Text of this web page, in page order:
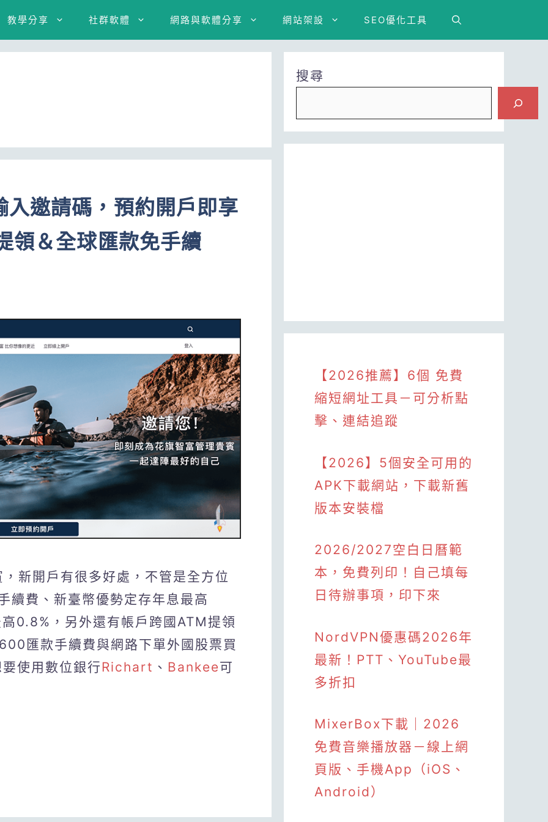
教學分享 社群軟體 網路與軟體分享 網站架設 SEO優化工具
邀請碼，預約開戶即享
領＆全球匯款免手續
新開戶有很多好處，不管是全方位
續費、新臺幣優勢定存年息最高
0.8%，另外還有帳戶跨國ATM提領
匯款手續費與網路下單外國股票買
使用數位銀行Richart 、 Bankee可
搜尋
【2026推薦】6個 免費
縮短網址工具－可分析點
擊、連結追蹤
【2026】5個安全可用的
APK下載網站，下載新舊
版本安裝檔
2026/2027空白日曆範
本，免費列印！自己填每
日待辦事項，印下來
NordVPN優惠碼2026年
最新！PTT、YouTube最
多折扣
MixerBox下載｜2026
免費音樂播放器－線上網
頁版、手機App（iOS、
Android）